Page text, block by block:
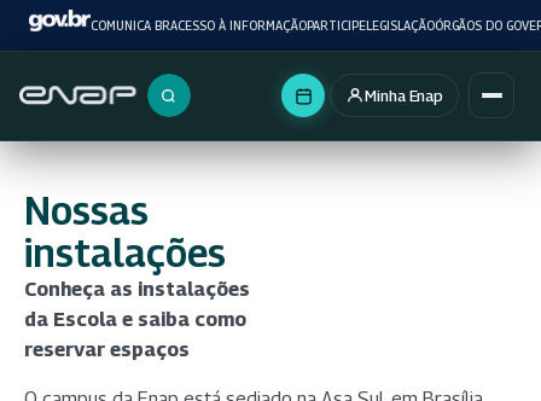
COMUNICA BRACESSO À INFORMAÇÃOPARTICIPELEGISLAÇÃOÓRGÃOS DO
Buscar no portal
Minha Enap
Nossas
instalações
Conheça as instalações
da Escola e saiba como
reservar espaços